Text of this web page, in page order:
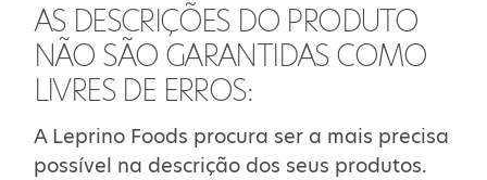
AS DESCRIÇÕES DO PRODUTO
NÃO SÃO GARANTIDAS COMO
LIVRES DE ERROS:
A Leprino Foods procura ser a mais precisa
possível na descrição dos seus produtos.